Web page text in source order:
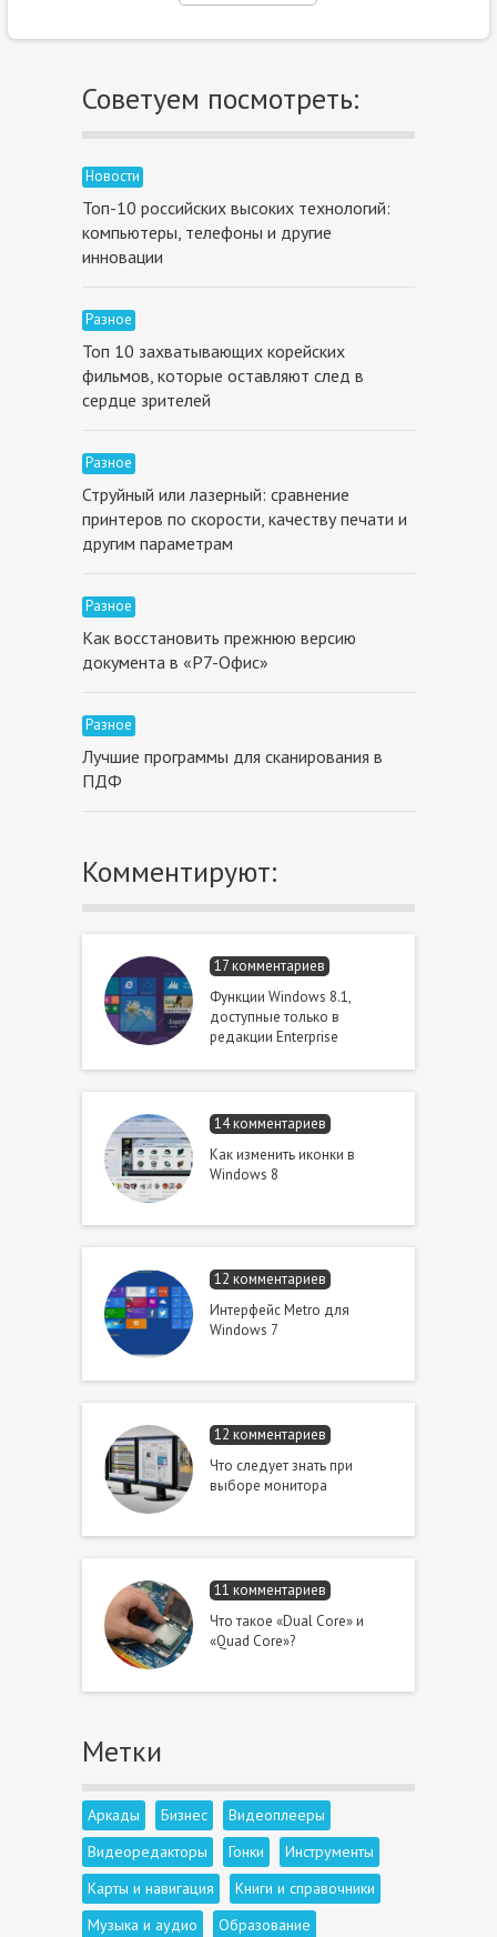
Советуем посмотреть:
Новости
Топ-10 российских высоких технологий:
компьютеры, телефоны и другие
инновации
Разное
Топ 10 захватывающих корейских
фильмов, которые оставляют след в
сердце зрителей
Разное
Струйный или лазерный: сравнение
принтеров по скорости, качеству печати и
другим параметрам
Разное
Как восстановить прежнюю версию
документа в «Р7-Офис»
Разное
Лучшие программы для сканирования в
ПДФ
Комментируют:
17 комментариев
Функции Windows 8.1,
доступные только в
редакции Enterprise
14 комментариев
Как изменить иконки в
Windows 8
12 комментариев
Интерфейс Metro для
Windows 7
12 комментариев
Что следует знать при
выборе монитора
11 комментариев
Что такое «Dual Core» и
«Quad Core»?
Метки
Аркады Бизнес
Видеоплееры
Видеоредакторы
Гонки
Инструменты
Карты и навигация
Книги и справочники
Музыка и аудио
Образование